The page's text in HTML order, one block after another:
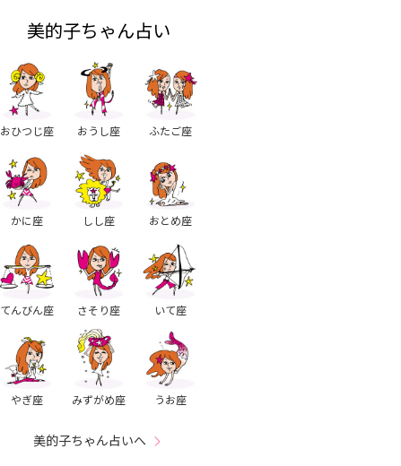
美的子ちゃん占い
おひつじ座 おうし座 ふたご座
かに座 しし座 おとめ座
てんびん座 さそり座 いて座
やぎ座 みずがめ座 うお座
美的子ちゃん占いへ